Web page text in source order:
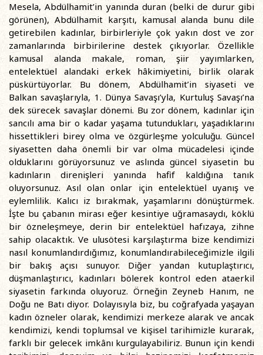
Mesela, Abdülhamit’in yanında duran (belki de durur gibi
görünen), Abdülhamit karşıtı, kamusal alanda bunu dile
getirebilen kadınlar, birbirleriyle çok yakın dost ve zor
zamanlarında birbirilerine destek çıkıyorlar. Özellikle
kamusal alanda makale, roman, şiir yayımlarken,
entelektüel alandaki erkek hâkimiyetini, birlik olarak
püskürtüyorlar. Bu dönem, Abdülhamit’in siyaseti ve
Balkan savaşlarıyla, 1. Dünya Savaşı’yla, Kurtuluş Savaşı’na
dek sürecek savaşlar dönemi. Bu zor dönem, kadınlar için
sancılı ama bir o kadar yaşama tutundukları, yaşadıklarını
hissettikleri birey olma ve özgürleşme yolculuğu. Güncel
siyasetten daha önemli bir var olma mücadelesi içinde
olduklarını görüyorsunuz ve aslında güncel siyasetin bu
kadınların direnişleri yanında hafif kaldığına tanık
oluyorsunuz. Asıl olan onlar için entelektüel uyanış ve
eylemlilik. Kalıcı iz bırakmak, yaşamlarını dönüştürmek.
İşte bu çabanın mirası eğer kesintiye uğramasaydı, köklü
bir özneleşmeye, derin bir entelektüel hafızaya, zihne
sahip olacaktık. Ve ulusötesi karşılaştırma bize kendimizi
nasıl konumlandırdığımız, konumlandırabileceğimizle ilgili
bir bakış açısı sunuyor. Diğer yandan kutuplaştırıcı,
düşmanlaştırıcı, kadınları bölerek kontrol eden ataerkil
siyasetin farkında oluyoruz. Örneğin Zeyneb Hanım, ne
Doğu ne Batı diyor. Dolayısıyla biz, bu coğrafyada yaşayan
kadın özneler olarak, kendimizi merkeze alarak ve ancak
kendimizi, kendi toplumsal ve kişisel tarihimizle kurarak,
farklı bir gelecek imkânı kurgulayabiliriz. Bunun için kendi